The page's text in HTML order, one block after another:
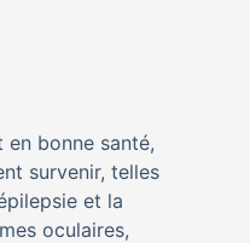
en bonne santé,
survenir, telles
et la
oculaires,